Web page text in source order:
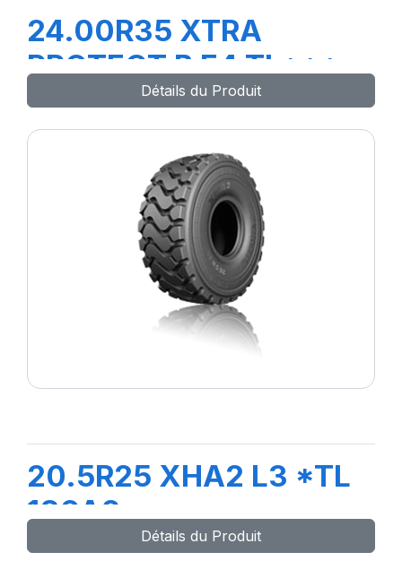
24.00R35 XTRA
PROTECT B E4 TL***
Détails du Produit
20.5R25 XHA2 L3 *TL
186A2
Détails du Produit